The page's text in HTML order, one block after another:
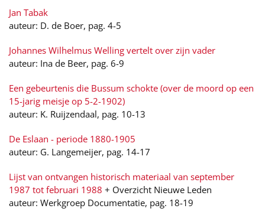
Jan Tabak
auteur: D. de Boer, pag. 4-5
Johannes Wilhelmus Welling vertelt over zijn vader
auteur: Ina de Beer, pag. 6-9
Een gebeurtenis die Bussum schokte (over de moord op een
15-jarig meisje op 5-2-1902)
auteur: K. Ruijzendaal, pag. 10-13
De Eslaan - periode 1880-1905
auteur: G. Langemeijer, pag. 14-17
Lijst van ontvangen historisch materiaal van september
1987 tot februari 1988 + Overzicht Nieuwe Leden
auteur: Werkgroep Documentatie, pag. 18-19